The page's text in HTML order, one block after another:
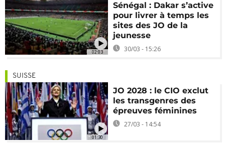
02:03
Sénégal : Dakar s’active
pour livrer à temps les
sites des JO de la
jeunesse
30/03 - 15:26
01:30
SUISSE
JO 2028 : le CIO exclut
les transgenres des
épreuves féminines
27/03 - 14:54